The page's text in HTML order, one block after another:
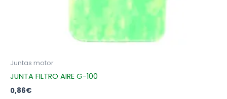
Juntas motor
JUNTA FILTRO AIRE G-100
0,86€